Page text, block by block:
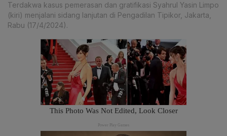
Terdakwa kasus pemerasan dan gratifikasi Syahrul Yasin Limpo
(kiri) menjalani sidang lanjutan di Pengadilan Tipikor, Jakarta,
Rabu (17/4/2024).